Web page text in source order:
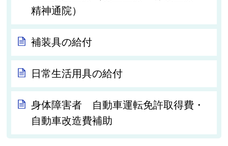
精神通院）
補装具の給付
日常生活用具の給付
身体障害者 自動車運転免許取得費・
自動車改造費補助